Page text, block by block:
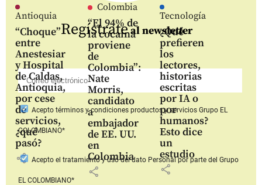
Antioquia
“Choque”
entre
Anestesiar
y Hospital
de Caldas,
Antioquia,
por cese
de
servicios,
¿qué
pasó?
share
Colombia
“El 94% de
la cocaína
proviene
de
Colombia”:
Nate
Morris,
candidato
a
embajador
de EE. UU.
en
Colombia
share
Tecnología
¿Qué
prefieren
los
lectores,
historias
escritas
por IA o
por
humanos?
Esto dice
un
estudio
share
Regístrateal newsletter
Aceptotérminos y condiciones productos y serviciosGrupo EL
COLOMBIANO*
Acepto el tratamiento y uso del dato Personalpor parte del Grupo
EL COLOMBIANO*